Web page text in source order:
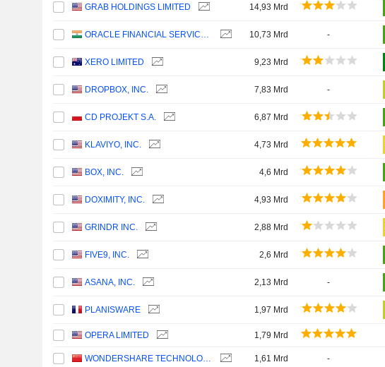
GRAB HOLDINGS LIMITED 14,93 Mrd
ORACLE FINANCIAL SERVICES SOFTWARE LIMITED 10,73 Mrd -
XERO LIMITED 9,23 Mrd
DROPBOX, INC. 7,83 Mrd -
CD PROJEKT S.A. 6,87 Mrd
KLAVIYO, INC. 4,73 Mrd
BOX, INC. 4,6 Mrd
DOXIMITY, INC. 4,93 Mrd
GRINDR INC. 2,88 Mrd
FIVE9, INC. 2,6 Mrd
ASANA, INC. 2,13 Mrd -
PLANISWARE 1,97 Mrd
OPERA LIMITED 1,79 Mrd
WONDERSHARE TECHNOLOGY GROUP CO., LTD. 1,61 Mrd -